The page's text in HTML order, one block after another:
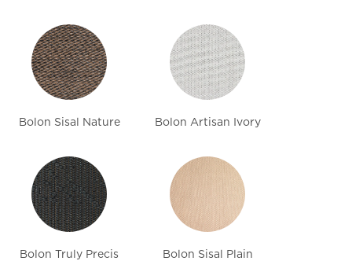
Bolon Sisal Nature Bolon Artisan Ivory
Bolon Truly Precis
Bolon Sisal Plain